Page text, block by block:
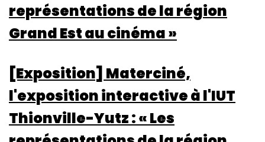
représentations de la région
Grand Est au cinéma »
[Exposition] Materciné,
l'exposition interactive à l'IUT
Thionville-Yutz : « Les